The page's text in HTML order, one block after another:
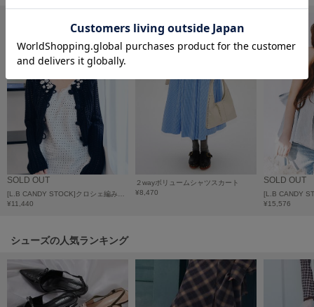
FURFUR
gelato pique
ジェラート ピケ
GELATO PIQUE CAT&DOG
ジェラート ピケ キャットアンドドッグ
ジェラート ピケ スリープ
グラミチ
Henon.
へノン
SOLD OUT
¥11,440
２wayボリュームシャツスカート
¥8,470
SOLD OUT
¥15,576
シューズの人気ランキング